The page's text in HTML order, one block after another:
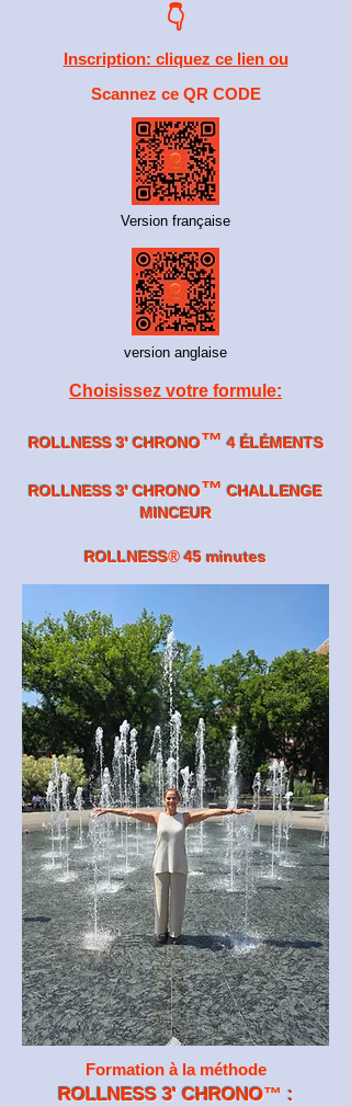
👇
Inscription: cliquez ce lien ou
Scannez ce QR CODE
Version française
version anglaise
Choisissez votre formule:
ROLLNESS 3' CHRONO™️ 4 ÉLÉMENTS
ROLLNESS 3' CHRONO™️ CHALLENGE
MINCEUR
ROLLNESS®45 minutes
Formation à la méthode
ROLLNESS 3' CHRONO™️ :